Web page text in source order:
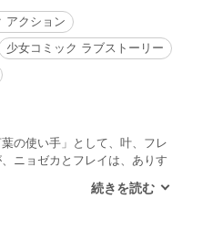
アクション
少女コミック ラブストーリー
の使い手」として、叶、フレ
ニョゼカとフレイは、ありす
真由良から真夜中の電話